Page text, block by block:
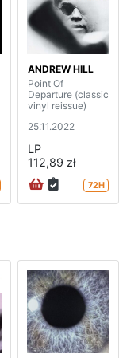
ANDREW HILL
Point Of
Departure (classic
vinyl reissue)
25.11.2022
LP
112,89 zł
72H